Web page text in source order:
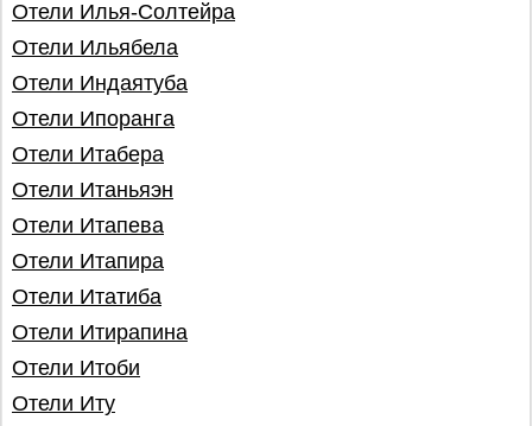
Отели Илья-Солтейра
Отели Ильябела
Отели Индаятуба
Отели Ипоранга
Отели Итабера
Отели Итаньяэн
Отели Итапева
Отели Итапира
Отели Итатиба
Отели Итирапина
Отели Итоби
Отели Иту